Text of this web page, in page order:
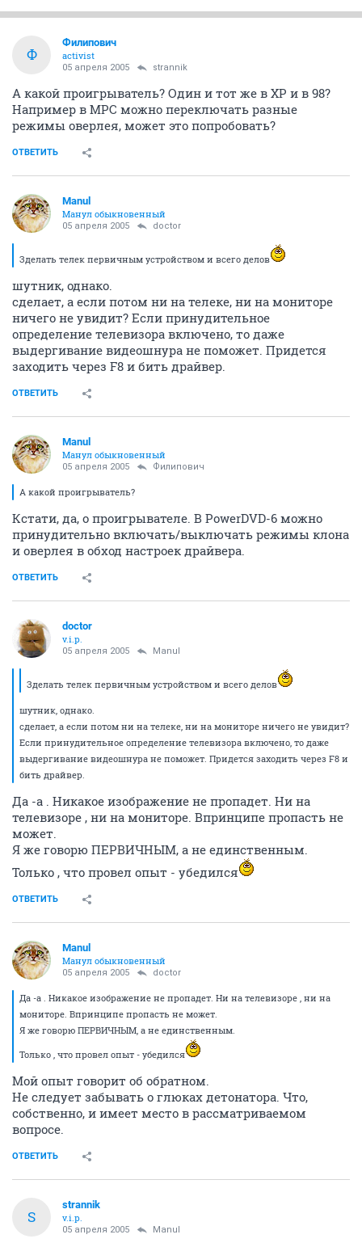
Ф
Филипович
activist
05 апреля 2005 strannik
А какой проигрыватель? Один и тот же в XP и в 98?
Например в MPC можно переключать разные
режимы оверлея, может это попробовать?
ОТВЕТИТЬ
Manul
Манул обыкновенный
05 апреля 2005 doctor
Зделать телек первичным устройством и всего делов
шутник, однако.
сделает, а если потом ни на телеке, ни на мониторе
ничего не увидит? Если принудительное
определение телевизора включено, то даже
выдергивание видеошнура не поможет. Придется
заходить через F8 и бить драйвер.
ОТВЕТИТЬ
Manul
Манул обыкновенный
05 апреля 2005 Филипович
А какой проигрыватель?
Кстати, да, о проигрывателе. В PowerDVD-6 можно
принудительно включать/выключать режимы клона
и оверлея в обход настроек драйвера.
ОТВЕТИТЬ
doctor
v.i.p.
05 апреля 2005 Manul
Зделать телек первичным устройством и всего делов
шутник, однако.
сделает, а если потом ни на телеке, ни на мониторе ничего не увидит?
Если принудительное определение телевизора включено, то даже
выдергивание видеошнура не поможет. Придется заходить через F8 и
бить драйвер.
Да -а . Никакое изображение не пропадет. Ни на
телевизоре , ни на мониторе. Впринципе пропасть не
может.
Я же говорю ПЕРВИЧНЫМ, а не единственным.
Только , что провел опыт - убедился
ОТВЕТИТЬ
Manul
Манул обыкновенный
05 апреля 2005 doctor
Да -а . Никакое изображение не пропадет. Ни на телевизоре , ни на
мониторе. Впринципе пропасть не может.
Я же говорю ПЕРВИЧНЫМ, а не единственным.
Только , что провел опыт - убедился
Мой опыт говорит об обратном.
Не следует забывать о глюках детонатора. Что,
собственно, и имеет место в рассматриваемом
вопросе.
ОТВЕТИТЬ
S
strannik
v.i.p.
05 апреля 2005 Manul